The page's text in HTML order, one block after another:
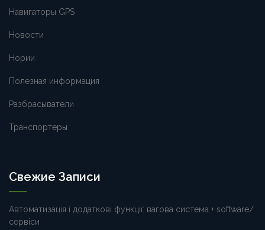
Навигаторы GPS
Новости
Нории
Полезная информация
Разбрасыватели
Транспортеры
Свежие Записи
Автоматизація і додаткові функції: вагова система + software/
сервіси